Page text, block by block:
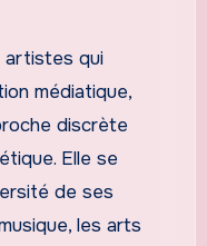
artistes qui
médiatique,
discrète
Elle se
de ses
les arts